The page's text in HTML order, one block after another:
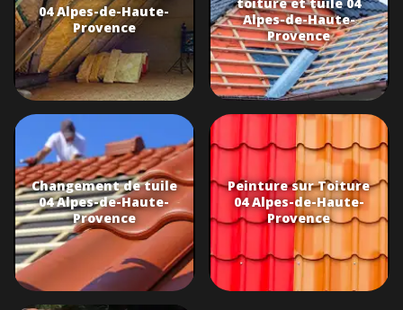
04 Alpes-de-Haute-
Provence
Alpes-de-Haute-
Provence
Changement de tuile
04 Alpes-de-Haute-
Provence
Peinture sur Toiture
04 Alpes-de-Haute-
Provence